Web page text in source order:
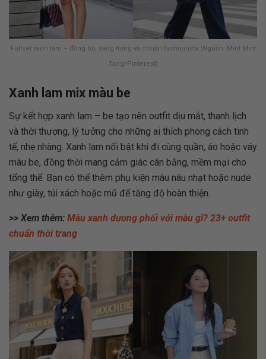
Fullset xanh lam – đồng bộ, sang trọng và chuẩn fashionista (Nguồn: Mint Mint
Tang/Pinterest)
Xanh lam mix màu be
Sự kết hợp xanh lam – be tạo nên outfit dịu mắt, thanh lịch
và thời thượng, lý tưởng cho những ai thích phong cách tinh
tế, nhẹ nhàng. Xanh lam nổi bật khi đi cùng quần, áo hoặc váy
màu be, đồng thời mang cảm giác cân bằng, mềm mại cho
tổng thể. Bạn có thể thêm phụ kiện màu nâu nhạt hoặc nude
như giày, túi xách hoặc mũ để tăng độ hoàn thiện.
>> Xem thêm: Màu xanh dương phối với màu gì? 23+ outfit
chuẩn thời trang